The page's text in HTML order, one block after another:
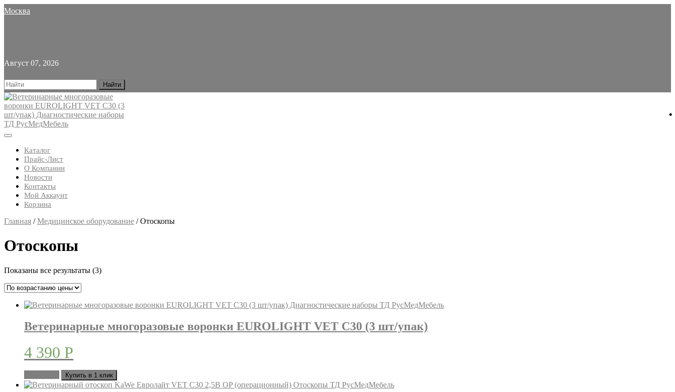
Skip
to
Москва
Август 07, 2026
Search
for:
Open
ButtonКаталог
Прайс-Лист
О Компании
Новости
Контакты
Мой Аккаунт
Корзина
Close
Главная /Медицинское оборудование / Отоскопы
Отоскопы
Показаны все результаты (3)Цены:
Ветеринарные многоразовые воронки EUROLIGHT VET C30 (3 шт/упак)
4 390 Р
Купить в 1 клик